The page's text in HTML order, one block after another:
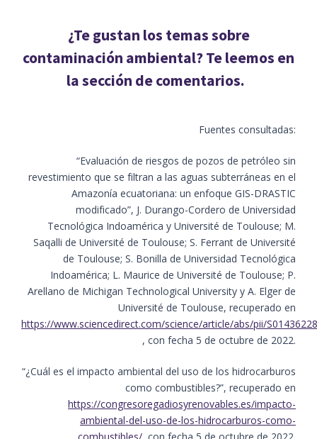
¿Tegustan los temas sobre
contaminación ambiental?Te leemos en
la sección de comentarios.
Fuentes consultadas:
“Evaluación de riesgos de pozos de petróleo sin
revestimiento que se filtran a las aguas subterráneas en el
Amazonía ecuatoriana: un enfoque GIS-DRASTIC
modificado”, J. Durango-Cordero de Universidad
Tecnológica Indoamérica y Université de Toulouse; M.
Saqalli de Université de Toulouse; S. Ferrant de Université
de Toulouse; S. Bonilla de Universidad Tecnológica
Indoamérica; L. Maurice de Université de Toulouse; P.
Arellano de Michigan Technological University y A. Elger de
Université de Toulouse, recuperado en
https://www.sciencedirect.com/science/article/abs/pii/
, con fecha 5 de octubre de 2022.
“¿Cuál es el impacto ambiental del uso de los hidrocarburos
como combustibles?”, recuperado en
https://congresoregadiosyrenovables.es/impacto-
ambiental-del-uso-de-los-hidrocarburos-como-